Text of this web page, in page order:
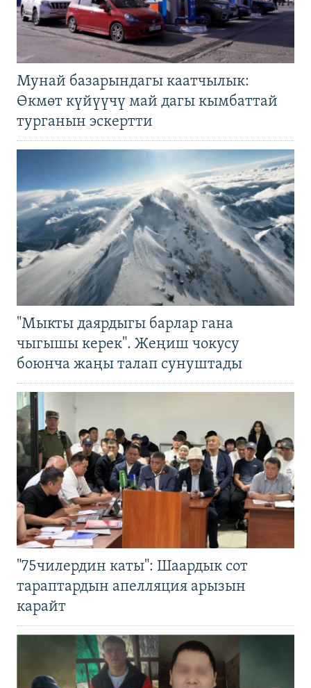
Мунай базарындагы каатчылык:
Өкмөт күйүүчү май дагы кымбаттай
турганын эскертти
"Мыкты даярдыгы барлар гана
чыгышы керек". Жеңиш чокусу
боюнча жаңы талап сунуштады
"75чилердин каты": Шаардык сот
тараптардын апелляция арызын
карайт